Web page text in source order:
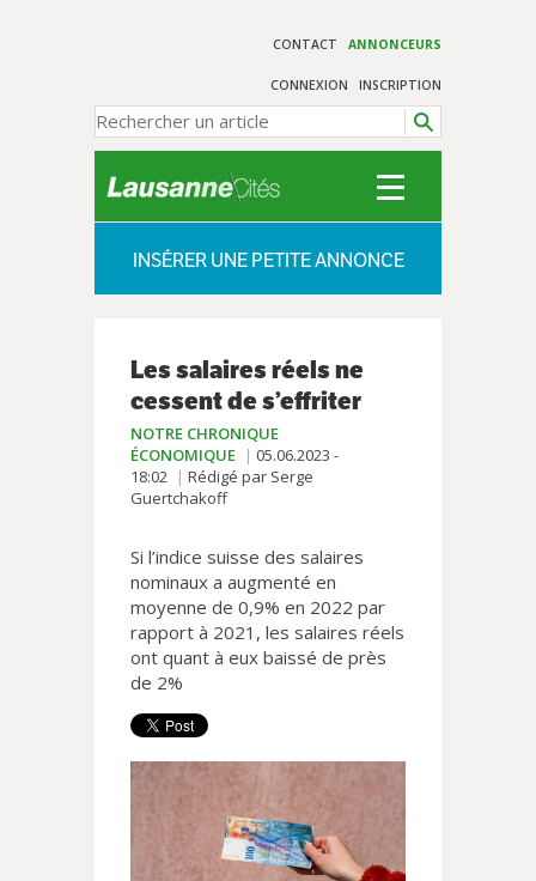
CONTACT ANNONCEURS
CONNEXION INSCRIPTION
INSÉRER UNE PETITE ANNONCE
Les salaires réels ne
cessent de s’effriter
NOTRE CHRONIQUE
ÉCONOMIQUE
05.06.2023 -
18:02
Rédigé par Serge
Guertchakoff
Si l’indice suisse des salaires
nominaux a augmenté en
moyenne de 0,9% en 2022 par
rapport à 2021, les salaires réels
ont quant à eux baissé de près
de 2%